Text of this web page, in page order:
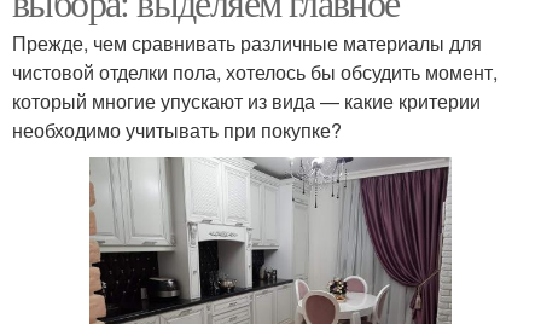
Прежде, чем сравнивать различные материалы для
чистовой отделки пола, хотелось бы обсудить момент,
который многие упускают из вида — какие критерии
необходимо учитывать при покупке?